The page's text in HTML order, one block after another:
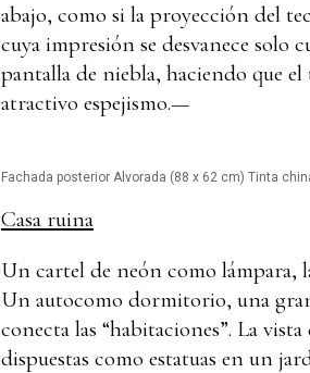
abajo, como si la proyección del
cuya impresión se desvanece
pantalla de niebla, haciendo que
atractivo espejismo.—
Fachada posterior Alvorada (88 x 62 cm) Tinta
Casa ruina
Un cartel de neón como lámpara,
Un autocomo dormitorio, una
conecta las “habitaciones”. La
dispuestas como estatuas en un